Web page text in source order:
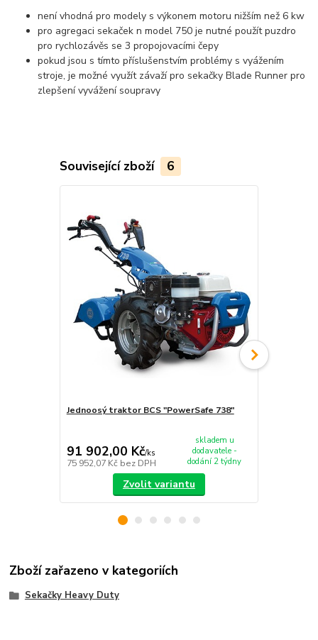
není vhodná pro modely s výkonem motoru nižším než 6 kw
pro agregaci sekaček n model 750 je nutné použít puzdro
pro rychlozávěs se 3 propojovacími čepy
pokud jsou s tímto příslušenstvím problémy s vyážením
stroje, je možné využít závaží pro sekačky Blade Runner pro
zlepšení vyvážení soupravy
Související zboží 6
Jednoosý traktor BCS "PowerSafe 738"
91 902,00 Kč/ks
75 952,07 Kč bez DPH
skladem u
dodavatele -
dodání 2 týdny
Zvolit variantu
Zboží zařazeno v kategoriích
Sekačky Heavy Duty